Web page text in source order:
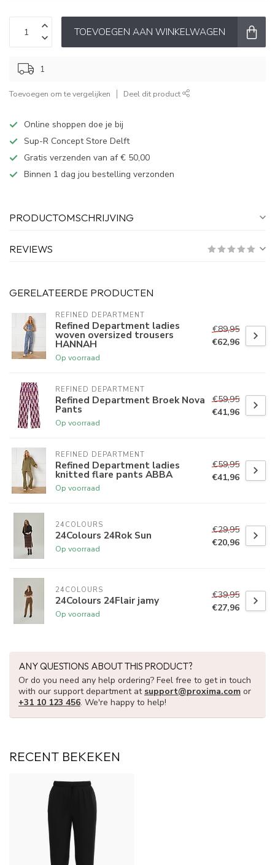
TOEVOEGEN AAN WINKELWAGEN
1
Toevoegen om te vergelijken Deel dit product
Online shoppen doe je bij
Sup-R Concept Store Delft
Gratis verzenden van af € 50,00
Binnen 1 dag jou bestelling verzonden
PRODUCTOMSCHRIJVING
REVIEWS
GERELATEERDE PRODUCTEN
REFINED DEPARTMENT
Refined Department ladies
woven oversized trousers
HANNAH
Op voorraad
€89,95
€62,96
REFINED DEPARTMENT
Refined Department Broek Nova
Pants
Op voorraad
€59,95
€41,96
REFINED DEPARTMENT
Refined Department ladies
knitted flare pants ABBA
Op voorraad
€59,95
€41,96
24COLOURS
24Colours 24Rok Sun
Op voorraad
€29,95
€20,96
24COLOURS
24Colours 24Flair jamy
Op voorraad
€39,95
€27,96
ANY QUESTIONS ABOUT THIS PRODUCT?
Or do you need any help ordering? Feel free to get in touch
with our support department at support@proxima.com or
+31 10 123 456. We're happy to help!
RECENT BEKEKEN